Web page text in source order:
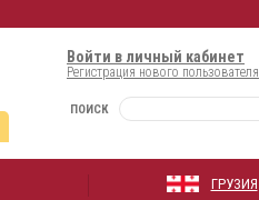
Войти в личный кабинет
Регистрация нового пользователя
ПОИСК
ГРУЗИЯ